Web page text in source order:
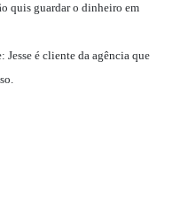
quis guardar o dinheiro em
Jesse é cliente da agência que